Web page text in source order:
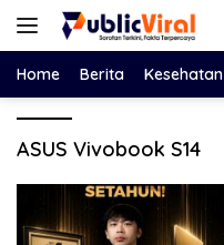
Langsung
Home Berita Kesehatan
ASUS Vivobook S14